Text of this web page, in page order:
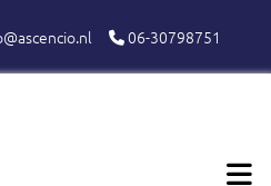
 06-30798751